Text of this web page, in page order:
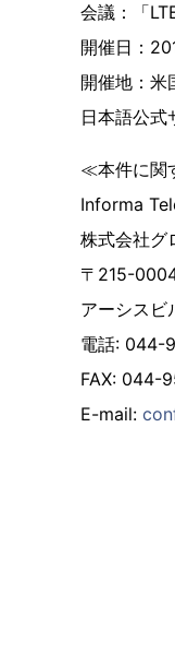
会議：「
開催日：
開催地：
日本語公式
≪本件に関
Informa
株式会社
〒215-
アーシスビ
電話: 044-
FAX: 044-
E-mail: